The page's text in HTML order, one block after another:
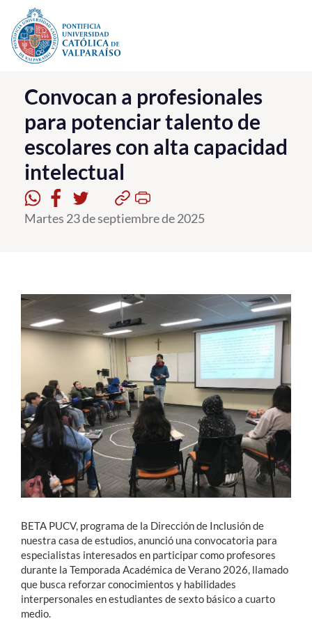
Click acá para ir directamente al contenido
La Universidad
Investigación, Creación e Innovación
PUCV Internacional
Vinculación con el Medio
Admisión
Formación Continua
Estudiantes
Académicos
Funcionarios
Alumni
English
Convocan a profesionales
para potenciar talento de
escolares con alta capacidad
intelectual
Martes 23 de septiembre de 2025
BETA PUCV, programa de la Dirección de Inclusión de
nuestra casa de estudios, anunció una convocatoria para
especialistas interesados en participar como profesores
durante la Temporada Académica de Verano 2026, llamado
que busca reforzar conocimientos y habilidades
interpersonales en estudiantes de sexto básico a cuarto
medio.